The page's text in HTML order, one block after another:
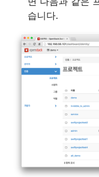
습니다.